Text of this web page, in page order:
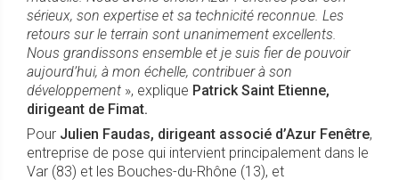
sérieux, son expertise et sa technicité reconnue. Les
retours sur le terrain sont unanimement excellents.
Nous grandissons ensemble et je suis fier de pouvoir
aujourd’hui, à mon échelle, contribuer à son
développement », explique Patrick Saint Etienne,
dirigeant de Fimat.
Pour Julien Faudas, dirigeant associé d’Azur Fenêtre,
entreprise de pose qui intervient principalement dans le
Var (83) et les Bouches-du-Rhône (13), et